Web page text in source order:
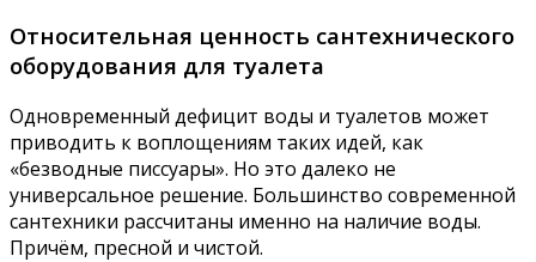
Относительная ценность сантехнического
оборудования для туалета
Одновременный дефицит воды и туалетов может
приводить к воплощениям таких идей, как
«безводные писсуары». Но это далеко не
универсальное решение. Большинство современной
сантехники рассчитаны именно на наличие воды.
Причём, пресной и чистой.